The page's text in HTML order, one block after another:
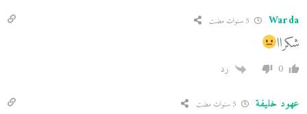
Warda
شكراا
0 رد
عهود خليفة